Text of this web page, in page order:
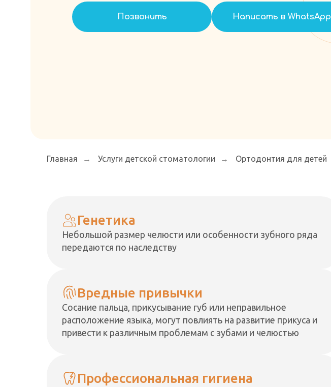
Позвонить Написать в WhatsApp
Главная → Услуги детской стоматологии → Ортодонтия для детей
Генетика
Небольшой размер челюсти или особенности зубного ряда
передаются по наследству
Вредные привычки
Сосание пальца, прикусывание губ или неправильное
расположение языка, могут повлиять на развитие прикуса и
привести к различным проблемам с зубами и челюстью
Профессиональная гигиена